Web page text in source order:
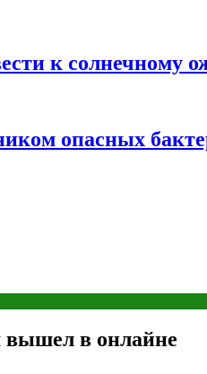
к солнечному
опасных
в онлайне